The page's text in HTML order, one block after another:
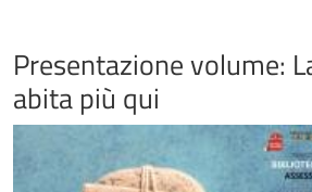
Presentazione volume:
abita più qui